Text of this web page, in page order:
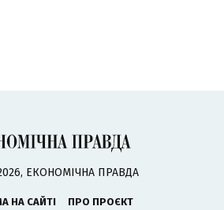
ЕКОНОМІЧНА ПРАВДА
НА САЙТІ
ПРО ПРОЄКТ